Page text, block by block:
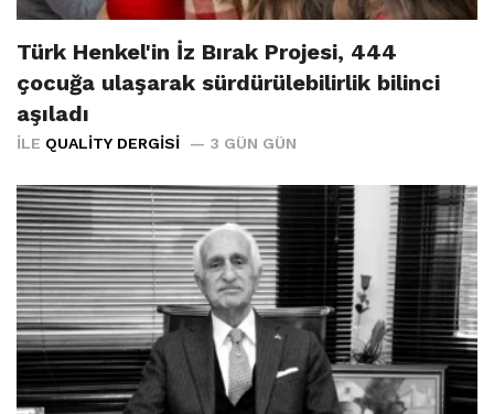
Türk Henkel'in İz Bırak Projesi, 444
çocuğa ulaşarak sürdürülebilirlik bilinci
aşıladı
İLE QUALITY DERGISI 3 GÜN GÜN